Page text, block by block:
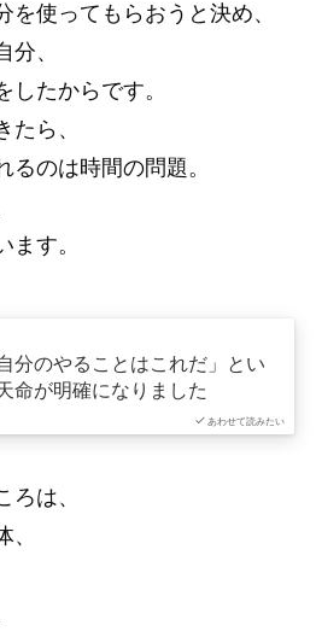
を使ってもらおうと決め、
、
したからです。
たら、
るのは時間の問題。
ます。
あわせて読みたい
自分のやることはこれだ」とい
命が明確になりました
ろは、